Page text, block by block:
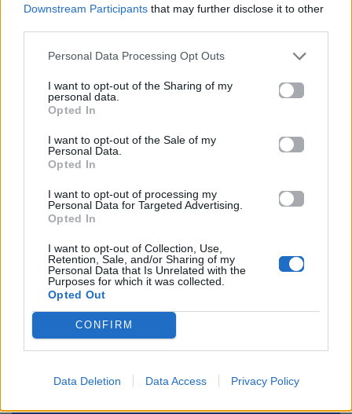
Downstream Participants that may further disclose it to other
Personal Data Processing Opt Outs
I want to opt-out of the Sharing of my
personal data.
Opted In
I want to opt-out of the Sale of my
Personal Data.
Opted In
I want to opt-out of processing my
Personal Data for Targeted Advertising.
Opted In
I want to opt-out of Collection, Use,
Retention, Sale, and/or Sharing of my
Personal Data that Is Unrelated with the
Purposes for which it was collected.
Opted Out
CONFIRM
Data Deletion Data Access Privacy Policy
Τα 3 φυτά που δεν θα «πεθάνουν» μέσα στη
Για σχόλια, μηνύματα ή φωτογραφικό υλικό
σχετικά με τοMad.gr, επισκεφτείτε μας στο
Facebook, επικοινωνήστε μέσω
ΑΥΤΟΚΙΝΗΤΟ
Ακολουθήστε το
Ακολουθήστε το